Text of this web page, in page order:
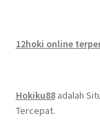
12hoki online
Hokiku88adalah
Tercepat.